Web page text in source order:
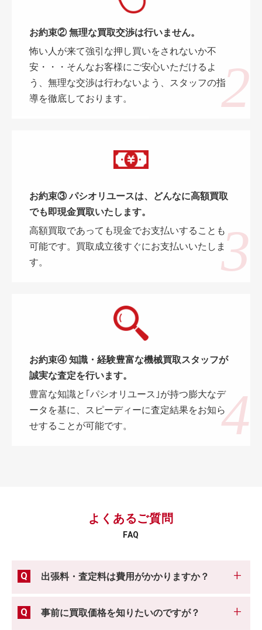
お約束② 無理な買取交渉は行いません。
怖い人が来て強引な押し買いをされないか不
安・・・そんなお客様にご安心いただけるよ
う、無理な交渉は行わないよう、スタッフの指
導を徹底しております。
お約束③ パシオリユースは、どんなに高額買取
でも即現金買取いたします。
高額買取であっても現金でお支払いすることも
可能です。買取成立後すぐにお支払いいたしま
す。
お約束④ 知識・経験豊富な機械買取スタッフが
誠実な査定を行います。
豊富な知識と｢パシオリユース｣が持つ膨大なデ
ータを基に、スピーディーに査定結果をお知ら
せすることが可能です。
よくあるご質問
FAQ
出張料・査定料は費用がかかりますか？
事前に買取価格を知りたいのですが？